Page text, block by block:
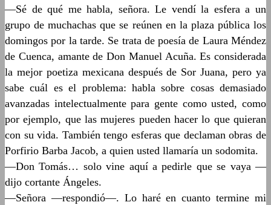
—Sé de qué me habla, señora. Le vendí la esfera a un
grupo de muchachas que se reúnen en la plaza pública los
domingos por la tarde. Se trata de poesía de Laura Méndez
de Cuenca, amante de Don Manuel Acuña. Es considerada
la mejor poetiza mexicana después de Sor Juana, pero ya
sabe cuál es el problema: habla sobre cosas demasiado
avanzadas intelectualmente para gente como usted, como
por ejemplo, que las mujeres pueden hacer lo que quieran
con su vida. También tengo esferas que declaman obras de
Porfirio Barba Jacob, a quien usted llamaría un sodomita.
—Don Tomás… solo vine aquí a pedirle que se vaya —
dijo cortante Ángeles.
—Señora —respondió—. Lo haré en cuanto termine mi